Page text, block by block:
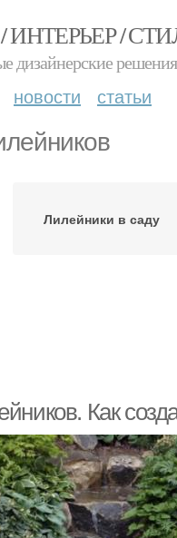
ИНТЕРЬЕР /
дизайнерские
новости статьи
Лилейники в саду
Как